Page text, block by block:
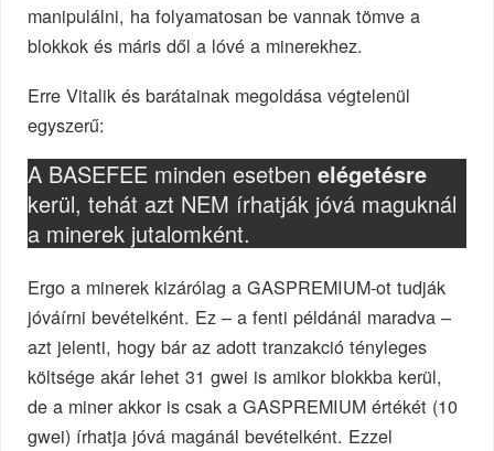
manipulálni, ha folyamatosan be vannak tömve a
blokkok és máris dől a lóvé a minerekhez.
Erre Vitalik és barátainak megoldása végtelenül
egyszerű:
A BASEFEE minden esetbenelégetésre
kerül, tehát azt NEM írhatják jóvá maguknál
a minerek jutalomként.
Ergo a minerek kizárólag a GASPREMIUM-ot tudják
jóváírni bevételként. Ez – a fenti példánál maradva –
azt jelenti, hogy bár az adott tranzakció tényleges
költsége akár lehet 31 gwei is amikor blokkba kerül,
de a miner akkor is csak a GASPREMIUM értékét (10
gwei) írhatja jóvá magánál bevételként. Ezzel